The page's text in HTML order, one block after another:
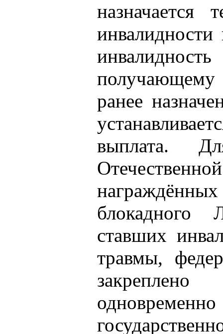
назначается
ранее
выплата.
блокадного
ставших
травмы,